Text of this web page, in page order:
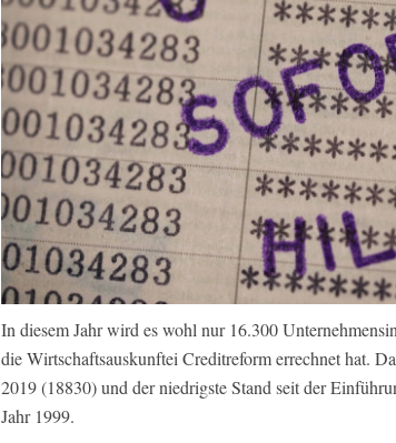
In diesem Jahr wird es wohl nur 16.300
die Wirtschaftsauskunftei Creditreform errechnet hat.
2019 (18830) und der niedrigste Stand seit der
Jahr 1999.